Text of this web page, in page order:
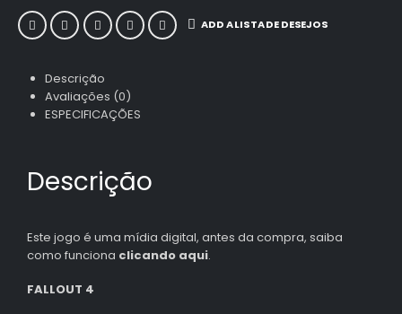
ADD A LISTA DE DESEJOS
Descrição
Avaliações (0)
ESPECIFICAÇÕES
Descrição
Este jogo é uma mídia digital, antes da compra, saiba
como funciona clicando aqui.
FALLOUT 4